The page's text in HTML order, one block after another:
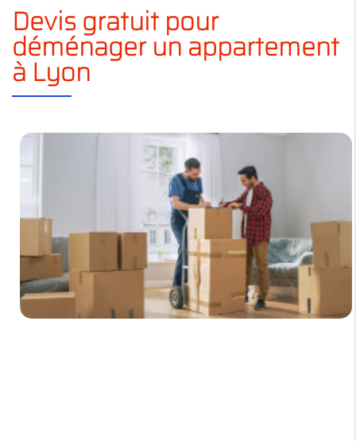
Devis gratuit pour
déménager un appartement
à Lyon